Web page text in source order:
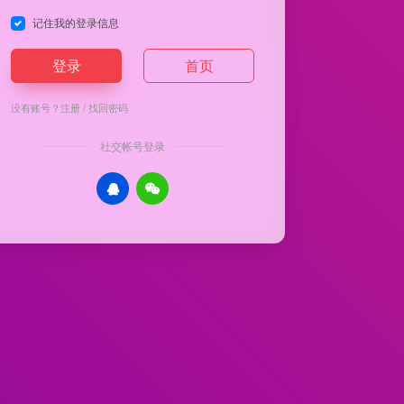
记住我的登录信息
登录 首页
没有账号？注册/找回密码
社交帐号登录